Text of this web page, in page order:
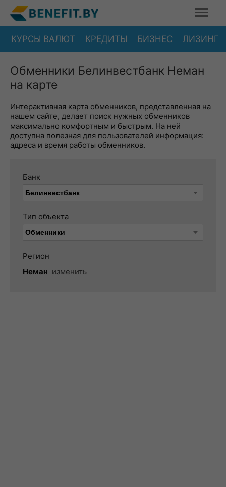
КУРСЫ ВАЛЮТ КРЕДИТЫ БИЗНЕС ЛИЗИНГ
Обменники Белинвестбанк Неман
на карте
Интерактивная карта обменников, представленная на
нашем сайте, делает поиск нужных обменников
максимально комфортным и быстрым. На ней
доступна полезная для пользователей информация:
адреса и время работы обменников.
Банк
Тип объекта
Регион
Неман изменить